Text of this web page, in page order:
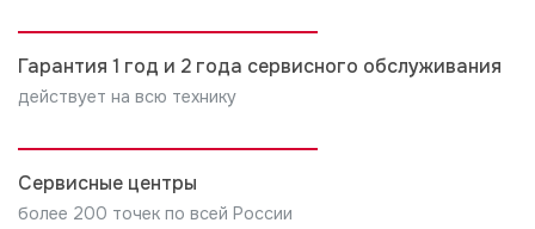
Компания производитель не несет ни какой
ответственности за любой ущерб, нанесенный
имуществу граждан, вследствие неправильной
5. В случае нарушений требований инструкции
производителя изделия, по установке и
Гарантия 1 год и 2 года сервисного обслуживания
действует на всю технику
Сервисные центры
более 200 точек по всей России